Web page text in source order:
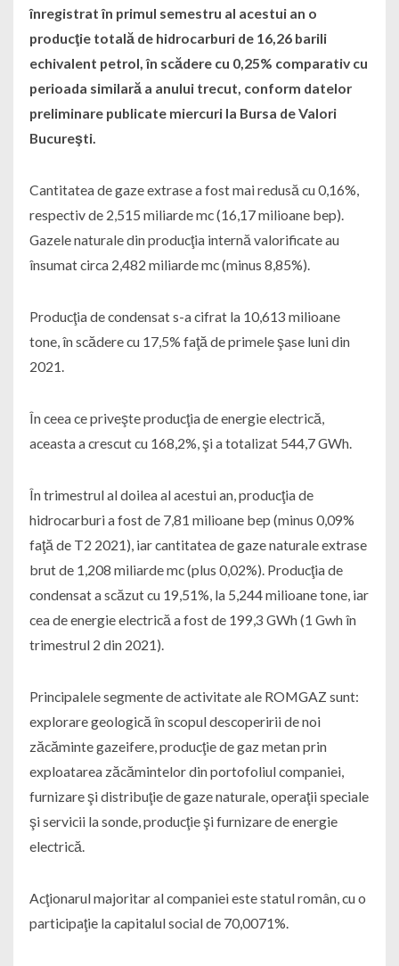
înregistrat în primul semestru al acestui an o
producţie totală de hidrocarburi de 16,26 barili
echivalent petrol, în scădere cu 0,25% comparativ cu
perioada similară a anului trecut, conform datelor
preliminare publicate miercuri la Bursa de Valori
Bucureşti.
Cantitatea de gaze extrase a fost mai redusă cu 0,16%,
respectiv de 2,515 miliarde mc (16,17 milioane bep).
Gazele naturale din producţia internă valorificate au
însumat circa 2,482 miliarde mc (minus 8,85%).
Producţia de condensat s-a cifrat la 10,613 milioane
tone, în scădere cu 17,5% faţă de primele şase luni din
2021.
În ceea ce priveşte producţia de energie electrică,
aceasta a crescut cu 168,2%, şi a totalizat 544,7 GWh.
În trimestrul al doilea al acestui an, producţia de
hidrocarburi a fost de 7,81 milioane bep (minus 0,09%
faţă de T2 2021), iar cantitatea de gaze naturale extrase
brut de 1,208 miliarde mc (plus 0,02%). Producţia de
condensat a scăzut cu 19,51%, la 5,244 milioane tone, iar
cea de energie electrică a fost de 199,3 GWh (1 Gwh în
trimestrul 2 din 2021).
Principalele segmente de activitate ale ROMGAZ sunt:
explorare geologică în scopul descoperirii de noi
zăcăminte gazeifere, producţie de gaz metan prin
exploatarea zăcămintelor din portofoliul companiei,
furnizare şi distribuţie de gaze naturale, operaţii speciale
şi servicii la sonde, producţie şi furnizare de energie
electrică.
Acţionarul majoritar al companiei este statul român, cu o
participaţie la capitalul social de 70,0071%.